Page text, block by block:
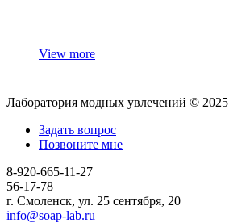
View more
Лаборатория модных увлечений © 2025
Задать вопрос
Позвоните мне
8-920-665-11-27
56-17-78
г. Смоленск, ул. 25 сентября, 20
info@soap-lab.ru